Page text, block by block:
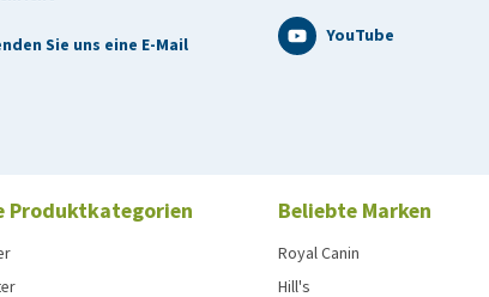
Tablette pro 10 kg Körpergewicht)
Sie uns eine E-Mail YouTube
Produktkategorien Beliebte Marken
Royal Canin
Hill's